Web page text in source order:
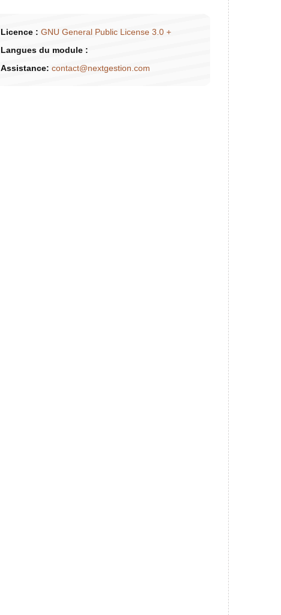
Licence : GNU General Public License 3.0 +
Langues du module :
Assistance: contact@nextgestion.com